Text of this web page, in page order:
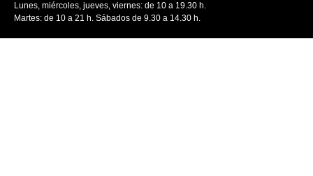
Lunes, miércoles, jueves, viernes: de 10 a 19.30 h.
Martes: de 10 a 21 h. Sábados de 9.30 a 14.30 h.